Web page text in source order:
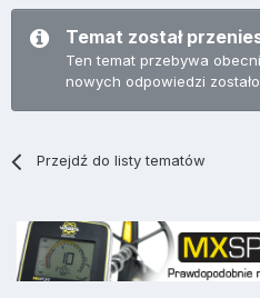
Temat został
Ten temat przebywa
nowych odpowiedzi
Przejdź do listy tematów